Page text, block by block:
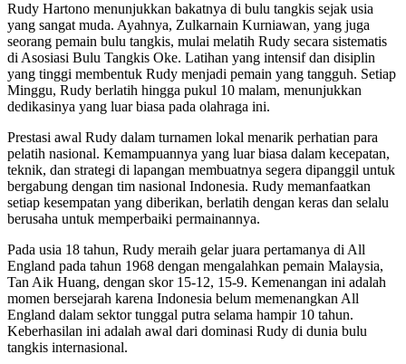
Rudy Hartono menunjukkan bakatnya di bulu tangkis sejak usia
yang sangat muda. Ayahnya, Zulkarnain Kurniawan, yang juga
seorang pemain bulu tangkis, mulai melatih Rudy secara sistematis
di Asosiasi Bulu Tangkis Oke. Latihan yang intensif dan disiplin
yang tinggi membentuk Rudy menjadi pemain yang tangguh. Setiap
Minggu, Rudy berlatih hingga pukul 10 malam, menunjukkan
dedikasinya yang luar biasa pada olahraga ini.
Prestasi awal Rudy dalam turnamen lokal menarik perhatian para
pelatih nasional. Kemampuannya yang luar biasa dalam kecepatan,
teknik, dan strategi di lapangan membuatnya segera dipanggil untuk
bergabung dengan tim nasional Indonesia. Rudy memanfaatkan
setiap kesempatan yang diberikan, berlatih dengan keras dan selalu
berusaha untuk memperbaiki permainannya.
Pada usia 18 tahun, Rudy meraih gelar juara pertamanya di All
England pada tahun 1968 dengan mengalahkan pemain Malaysia,
Tan Aik Huang, dengan skor 15-12, 15-9. Kemenangan ini adalah
momen bersejarah karena Indonesia belum memenangkan All
England dalam sektor tunggal putra selama hampir 10 tahun.
Keberhasilan ini adalah awal dari dominasi Rudy di dunia bulu
tangkis internasional.